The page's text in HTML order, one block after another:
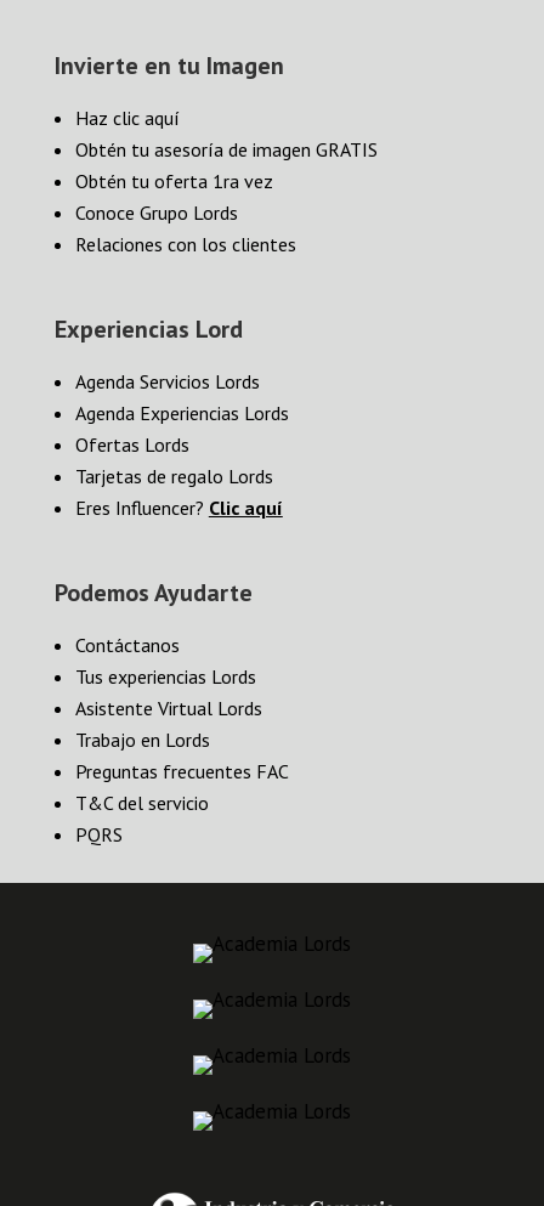
Invierte en tu Imagen
Haz clic aquí
Obtén tu asesoría de imagen GRATIS
Obtén tu oferta 1ra vez
Conoce Grupo Lords
Relaciones con los clientes
Experiencias Lord
Agenda Servicios Lords
Agenda Experiencias Lords
Ofertas Lords
Tarjetas de regalo Lords
Eres Influencer? Clic aquí
Podemos Ayudarte
Contáctanos
Tus experiencias Lords
Asistente Virtual Lords
Trabajo en Lords
Preguntas frecuentes FAC
T&C del servicio
PQRS